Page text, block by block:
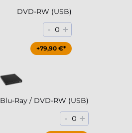
DVD-RW (USB)
- 0 +
+79,90 €*
Blu-Ray / DVD-RW (USB)
- 0 +